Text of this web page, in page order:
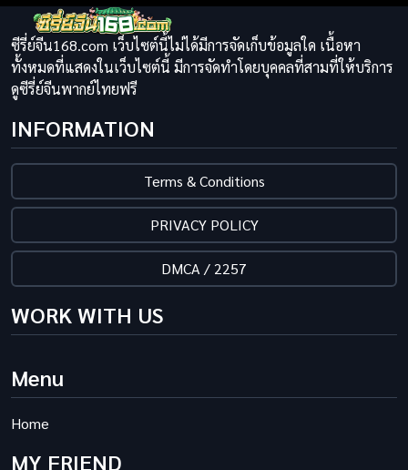
ซีรี่ย์จีน168.com เว็บไซต์นี้ไม่ได้มีการจัดเก็บข้อมูลใด เนื้อหา
ทั้งหมดที่แสดงในเว็บไซต์นี้ มีการจัดทำโดยบุคคลที่สามที่ให้บริการ
ดูซีรี่ย์จีนพากย์ไทยฟรี
INFORMATION
Terms & Conditions
PRIVACY POLICY
DMCA / 2257
WORK WITH US
Menu
Home
MY FRIEND